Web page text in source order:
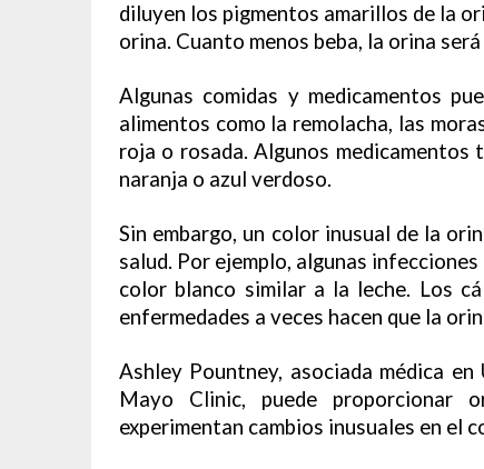
diluyen los pigmentos amarillos de la
orina. Cuanto menos beba, la orina
Algunas comidas y medicamentos
alimentos como la remolacha, las
roja o rosada. Algunos
naranja o azul verdoso.
Sin embargo, un color inusual de la
salud. Por ejemplo, algunas
color blanco similar a la leche. Los
enfermedades a veces hacen que la
Ashley Pountney, asociada médica
Mayo Clinic, puede proporcionar
experimentan cambios inusuales en el